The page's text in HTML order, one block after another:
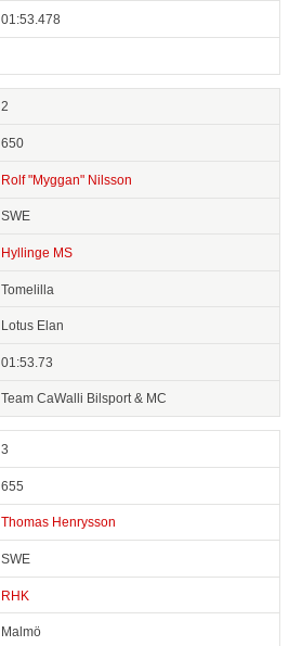
01:53.478
2
650
Rolf "Myggan" Nilsson
SWE
Hyllinge MS
Tomelilla
Lotus Elan
01:53.73
Team CaWalli Bilsport & MC
3
655
Thomas Henrysson
SWE
RHK
Malmö